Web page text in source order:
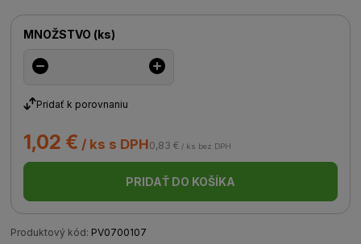
MNOŽSTVO (ks)
Pridať k porovnaniu
1,02 € / ks s DPH0,83 € / ks bez DPH
PRIDAŤ DO KOŠÍKA
Produktový kód: PV0700107